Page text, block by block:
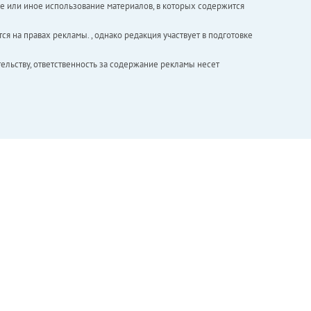
иное использование материалов, в которых содержится
правах рекламы. , однако редакция участвует в подготовке
ответственность за содержание рекламы несет